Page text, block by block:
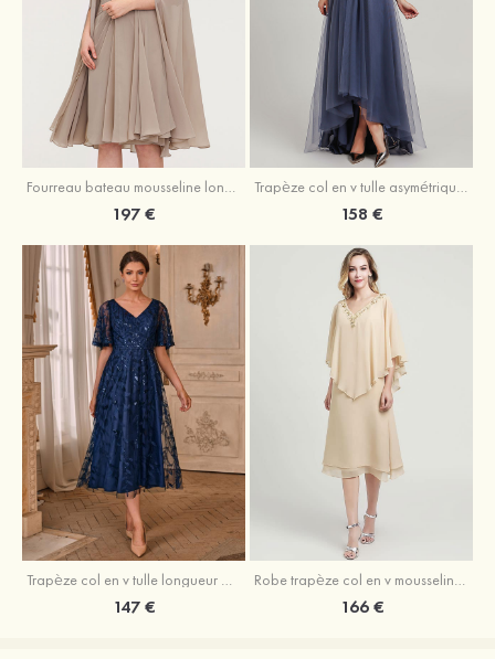
Fourreau bateau mousseline longueur genou robe de mère de la mariée avec appliqué plissé veste
197 €
Trapèze col en v tulle asymétrique robe de mère de la mariée
158 €
Trapèze col en v tulle longueur mollet robe de mère de la mariée avec appliqué paillettes ceinture
147 €
Robe trapèze col en v mousseline longueur mollet robe de mère de la mariée avec perle
166 €